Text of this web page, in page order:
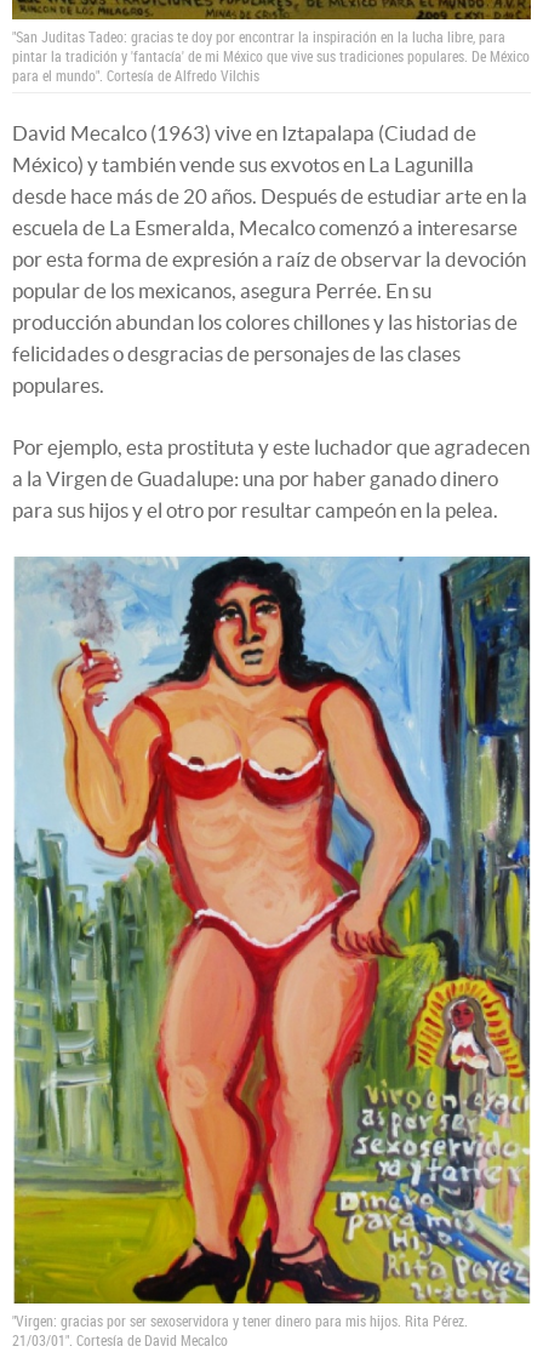
"San Juditas Tadeo: gracias te doy por encontrar la inspiración en la lucha libre, para
pintar la tradición y 'fantacía' de mi México que vive sus tradiciones populares. De México
para el mundo". Cortesía de Alfredo Vilchis
David Mecalco (1963) vive en Iztapalapa (Ciudad de
México) y también vende sus exvotos en La Lagunilla
desde hace más de 20 años. Después de estudiar arte en la
escuela de La Esmeralda, Mecalco comenzó a interesarse
por esta forma de expresión a raíz de observar la devoción
popular de los mexicanos, asegura Perrée. En su
producción abundan los colores chillones y las historias de
felicidades o desgracias de personajes de las clases
populares.
Por ejemplo, esta prostituta y este luchador que agradecen
a la Virgen de Guadalupe: una por haber ganado dinero
para sus hijos y el otro por resultar campeón en la pelea.
"Virgen: gracias por ser sexoservidora y tener dinero para mis hijos. Rita Pérez.
21/03/01". Cortesía de David Mecalco